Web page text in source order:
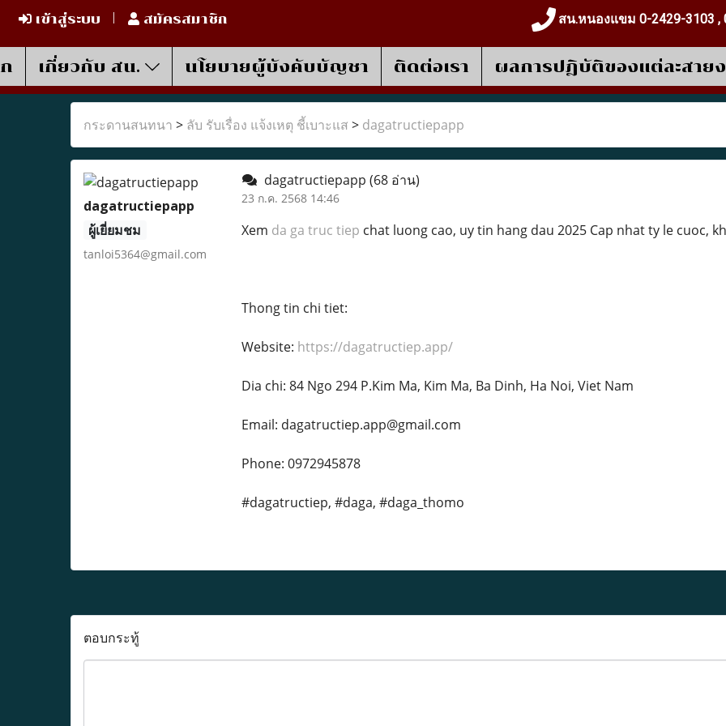
เข้าสู่ระบบ สมัครสมาชิก สน.หนองแขม 0-2429-3103 ,
เกี่ยวกับ สน. นโยบายผู้บังคับบัญชา ติดต่อเรา ผลการปฎิบัติของแต่ละสาย
กระดานสนทนา > ลับ รับเรื่อง แจ้งเหตุ ชี้เบาะแส > dagatructiepapp
dagatructiepapp
ผู้เยี่ยมชม
tanloi5364@gmail.com
dagatructiepapp (68 อ่าน)
23 ก.ค. 2568 14:46
Xem da ga truc tiep chat luong cao, uy tin hang dau 2025 Cap nhat ty le cuoc,
Thong tin chi tiet:
Website: https://dagatructiep.app/
Dia chi: 84 Ngo 294 P.Kim Ma, Kim Ma, Ba Dinh, Ha Noi, Viet Nam
Email: dagatructiep.app@gmail.com
Phone: 0972945878
#dagatructiep, #daga, #daga_thomo
ตอบกระทู้